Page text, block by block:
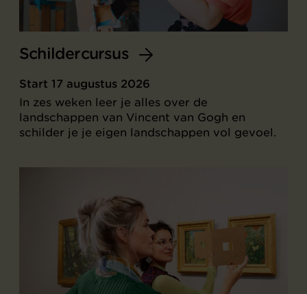
Schildercursus
Start 17 augustus 2026
In zes weken leer je alles over de
landschappen van Vincent van Gogh en
schilder je je eigen landschappen vol gevoel.